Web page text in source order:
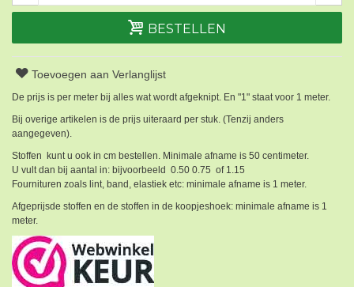
BESTELLEN
Toevoegen aan Verlanglijst
De prijs is per meter bij alles wat wordt afgeknipt. En "1" staat voor 1 meter.
Bij overige artikelen is de prijs uiteraard per stuk. (Tenzij anders
aangegeven).
Stoffen kunt u ook in cm bestellen. Minimale afname is 50 centimeter.
U vult dan bij aantal in: bijvoorbeeld 0.50 0.75 of 1.15
Fournituren zoals lint, band, elastiek etc: minimale afname is 1 meter.
Afgeprijsde stoffen en de stoffen in de koopjeshoek: minimale afname is 1
meter.